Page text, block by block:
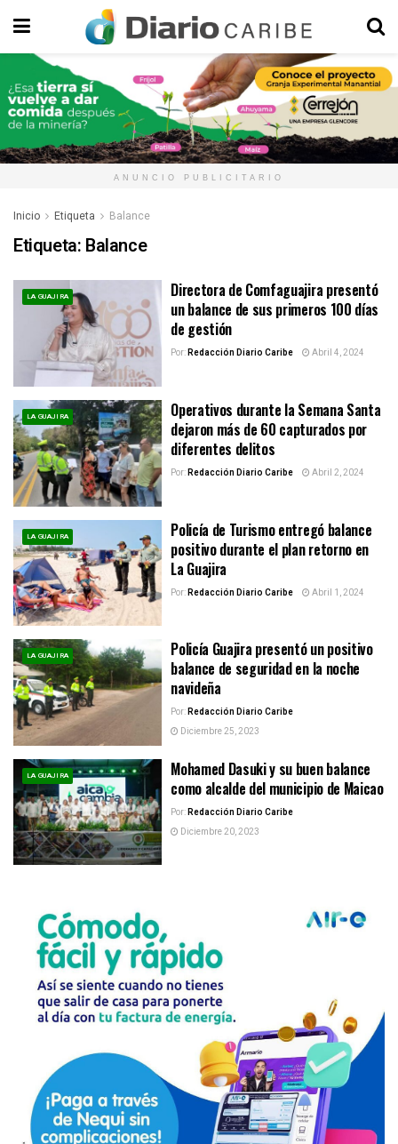
ANUNCIO PUBLICITARIO
Inicio Etiqueta Balance
Etiqueta: Balance
LA GUAJIRA
Directora de Comfaguajira presentó
un balance de sus primeros 100 días
de gestión
Por:Redacción Diario Caribe Abril 4, 2024
LA GUAJIRA
Operativos durante la Semana Santa
dejaron más de 60 capturados por
diferentes delitos
Por:Redacción Diario Caribe Abril 2, 2024
LA GUAJIRA
Policía de Turismo entregó balance
positivo durante el plan retorno en
La Guajira
Por:Redacción Diario Caribe Abril 1, 2024
LA GUAJIRA
Policía Guajira presentó un positivo
balance de seguridad en la noche
navideña
Por:Redacción Diario Caribe
Diciembre 25, 2023
LA GUAJIRA
Mohamed Dasuki y su buen balance
como alcalde del municipio de Maicao
Por:Redacción Diario Caribe
Diciembre 20, 2023